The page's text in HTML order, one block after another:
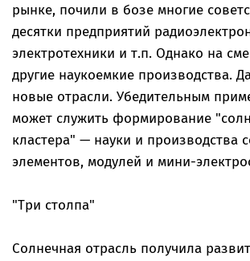
рынке, почили в бозе многие
десятки предприятий
электротехники и т.п. Однако на
другие наукоемкие производства.
новые отрасли. Убедительным
может служить формирование
кластера" — науки и производства
элементов, модулей и мини-
"Три столпа"
Солнечная отрасль получила